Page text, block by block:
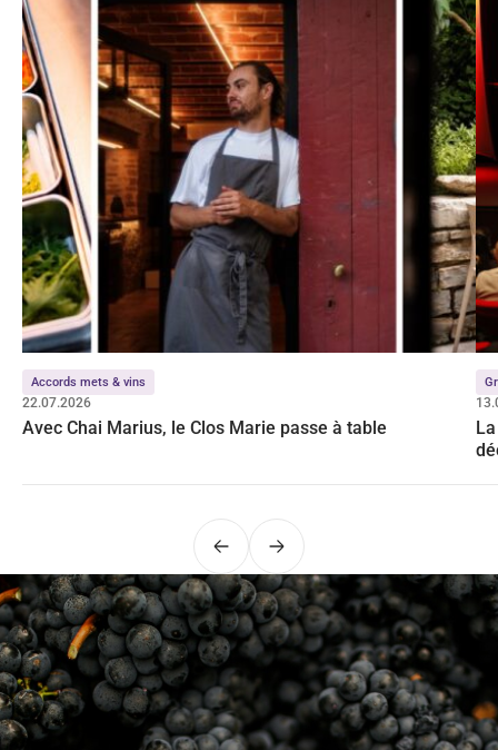
Accords mets & vins
22.07.2026
Avec Chai Marius, le Clos Marie passe à table
PrécédentSuivant